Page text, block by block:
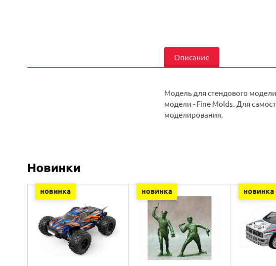
Описание
Модель для стендового
модели - Fine Molds. Для
моделирования.
Новинки
новинка новинка новинка